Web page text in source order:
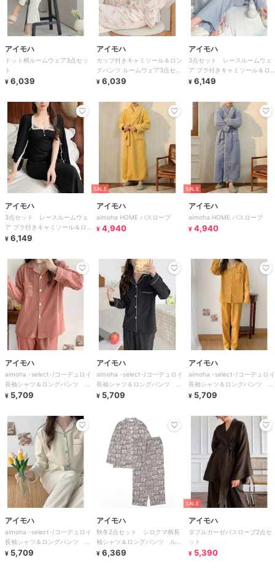
アイモハ
ドット柄ルームウェア3点セッ
ト
¥ 6,039
アイモハ
カップ付きキャミソール＆ロン
グパンツ ルームウェア3点セッ
ト
¥ 6,039
アイモハ
3点セット レースルームウェ
ア ブラ付きキャミソール＆ロ
ングパンツ＆長袖シャツ
¥ 6,149
アイモハ
3点セット レースルームウェ
ア ブラ付きキャミソール＆ロ
ングパンツ＆長袖シャツ
¥ 6,149
SALE
アイモハ
aimoha HOME バスローブ
¥ 4,940
SALE
アイモハ
aimoha HOME バスローブ
¥ 4,940
アイモハ
aimoha -select-/コ一デュロイ
長袖シャツ＆ロングパンツ ル
ームウェア
¥ 5,709
アイモハ
aimoha -select-/コ一デュロイ
長袖シャツ＆ロングパンツ ル
ームウェア
¥ 5,709
アイモハ
aimoha -select-/コ一デュロイ
長袖シャツ＆ロングパンツ ル
ームウェア
¥ 5,709
アイモハ
aimoha -select-/コ一デュロイ
長袖シャツ＆ロングパンツ ル
ームウェア
¥ 5,709
アイモハ
秋冬2点セット シロクマ柄長
袖シャツ＆ロングパンツ ルー
ムウェア
¥ 6,369
SALE
アイモハ
ダブルガーゼバスローブ2点セ
ット
¥ 5,390